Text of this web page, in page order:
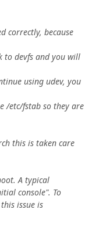
correctly, because
to devfs and you will
using udev, you
/etc/fstab so they are
this is taken care
A typical
console". To
issue is